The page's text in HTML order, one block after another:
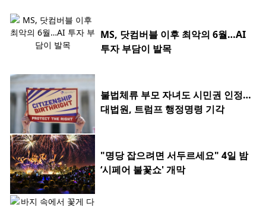
MS, 닷컴버블 이후 최악의 6월…AI
투자 부담이 발목
불법체류 부모 자녀도 시민권 인정…
대법원, 트럼프 행정명령 기각
"명당 잡으려면 서두르세요" 4일 밤
‘시페어 불꽃쇼' 개막